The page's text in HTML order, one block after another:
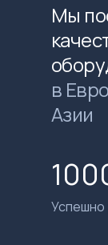
Мы
в
Азии
Успешно